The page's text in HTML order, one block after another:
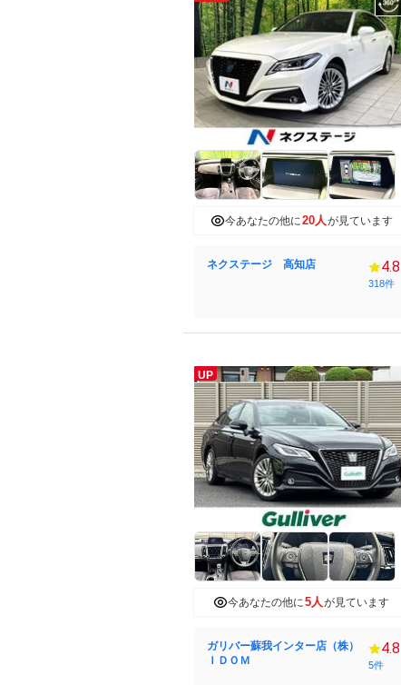
今あなたの他に20人が見ています
ネクステージ 高知店 4.8
318件
UP
今あなたの他に5人が見ています
ガリバー蘇我インター店（株）
ＩＤＯＭ
4.8
5件